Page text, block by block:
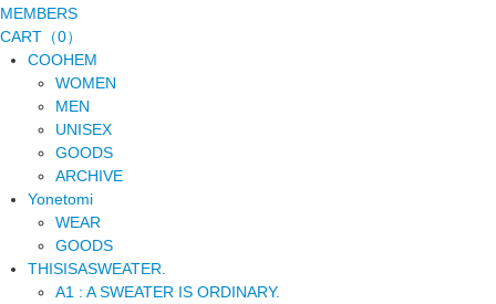
MEMBERS
CART（0）
COOHEM
WOMEN
MEN
UNISEX
GOODS
ARCHIVE
Yonetomi
WEAR
GOODS
THISISASWEATER.
A1 : A SWEATER IS ORDINARY.